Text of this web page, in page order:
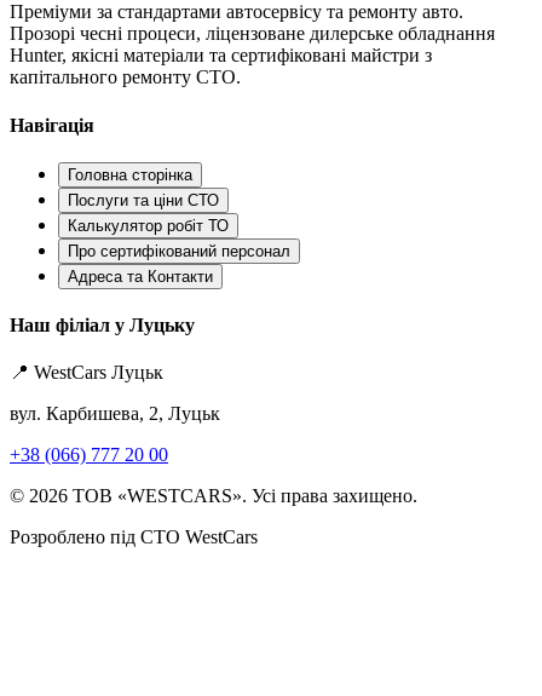
Преміуми за стандартами автосервісу та ремонту авто.
Прозорі чесні процеси, ліцензоване дилерське обладнання
Hunter, якісні матеріали та сертифіковані майстри з
капітального ремонту СТО.
Навігація
Головна сторінка
Послуги та ціни СТО
Калькулятор робіт ТО
Про сертифікований персонал
Адреса та Контакти
Наш філіал у Луцьку
📍 WestCars Луцьк
вул. Карбишева, 2, Луцьк
+38 (066) 777 20 00
© 2026 ТОВ «WESTCARS». Усі права захищено.
Розроблено під СТО WestCars